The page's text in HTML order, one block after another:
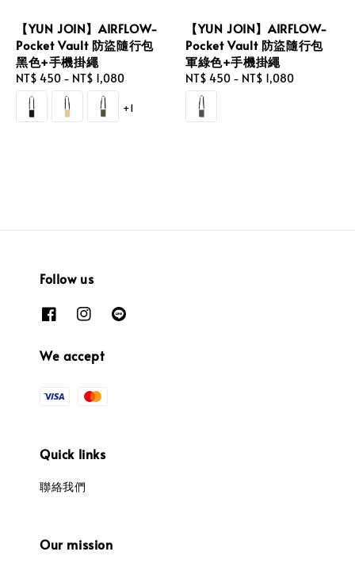
【YUN JOIN】AIRFLOW-
Pocket Vault 防盜隨行包
黑色+手機掛繩
Regular
price
NT$ 450 - NT$ 1,080
+1
【YUN JOIN】AIRFLOW-
Pocket Vault 防盜隨行包
軍綠色+手機掛繩
Regular
price
NT$ 450 - NT$ 1,080
Follow us
We accept
Quick links
聯絡我們
Our mission